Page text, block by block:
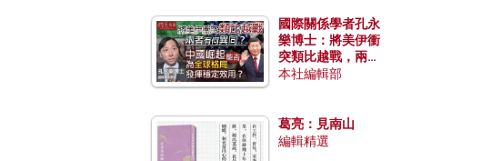
國際關係學者孔永
樂博士：將美伊衝
突類比越戰，兩者
有何異同？中國崛
本社編輯部
葛亮：見南山
編輯精選